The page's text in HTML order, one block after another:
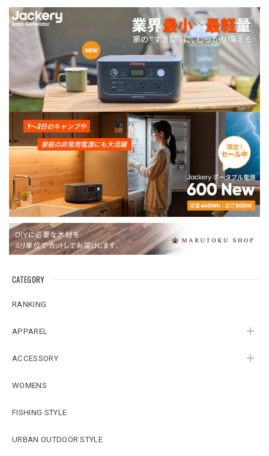
CATEGORY
RANKING
APPAREL
ACCESSORY
WOMENS
FISHING STYLE
URBAN OUTDOOR STYLE